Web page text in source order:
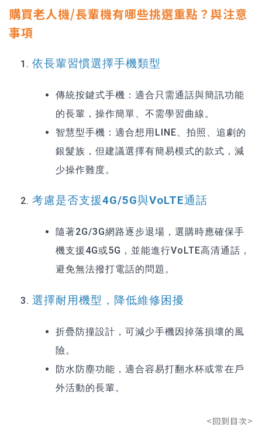
購買老人機/長輩機有哪些挑選重點？與注意
事項
依長輩習慣選擇手機類型
傳統按鍵式手機：適合只需通話與簡訊功能
的長輩，操作簡單、不需學習曲線。
智慧型手機：適合想用LINE、拍照、追劇的
銀髮族，但建議選擇有簡易模式的款式，減
少操作難度。
考慮是否支援4G/5G與VoLTE通話
隨著2G/3G網路逐步退場，選購時應確保手
機支援4G或5G，並能進行VoLTE高清通話，
避免無法撥打電話的問題。
選擇耐用機型，降低維修困擾
折疊防撞設計，可減少手機因掉落損壞的風
險。
防水防塵功能，適合容易打翻水杯或常在戶
外活動的長輩。
<回到目次>